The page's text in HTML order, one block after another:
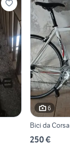
6
Bici da Corsa
250 €